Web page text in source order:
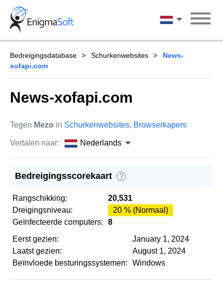
Skip
content
Nederlands
Bedreigingsdatabase Schurkenwebsites
News-
xofapi.com
News-xofapi.com
Tegen Mezo in Schurkenwebsites, Browserkapers
Vertalen naar: Nederlands
Bedreigingsscorekaart ?
Rangschikking:
20,531
Dreigingsniveau:
20 % (Normaal)
Geïnfecteerde computers:
8
Eerst gezien:
January 1, 2024
Laatst gezien:
August 1, 2024
Beïnvloede besturingssystemen:
Windows